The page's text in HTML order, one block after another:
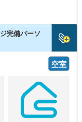
完備パーソ
空室